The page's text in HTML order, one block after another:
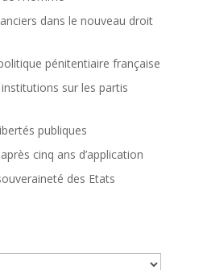
dans le nouveau droit
pénitentiaire française
institutions sur les partis
publiques
cinq ans d’application
des Etats